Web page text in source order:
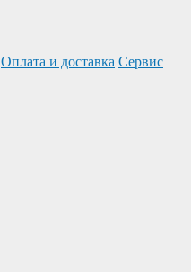
Оплата и доставка Сервис